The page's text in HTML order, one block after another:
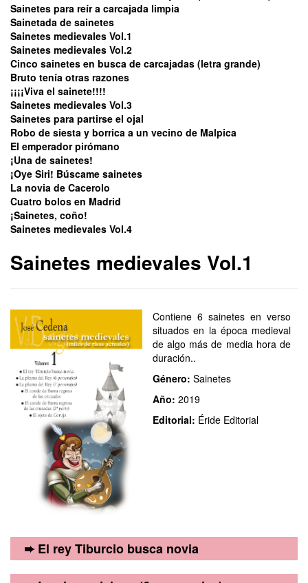
Sainetes para reír a carcajada limpia
Sainetada de sainetes
Sainetes medievales Vol.1
Sainetes medievales Vol.2
Cinco sainetes en busca de carcajadas (letra grande)
Bruto tenía otras razones
¡¡¡¡Viva el sainete!!!!
Sainetes medievales Vol.3
Sainetes para partirse el ojal
Robo de siesta y borrica a un vecino de Malpica
El emperador pirómano
¡Una de sainetes!
¡Oye Siri! Búscame sainetes
La novia de Cacerolo
Cuatro bolos en Madrid
¡Sainetes, coño!
Sainetes medievales Vol.4
Sainetes medievales Vol.1
Contiene 6 sainetes en verso
situados en la época medieval
de algo más de media hora de
duración..
Género: Sainetes
Año: 2019
Editorial: Éride Editorial
➨ El rey Tiburcio busca novia